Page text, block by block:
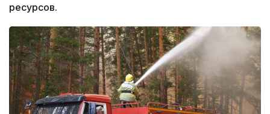
ресурсов.